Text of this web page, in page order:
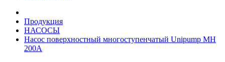
Продукция
НАСОСЫ
Насос поверхностный многоступенчатый Unipump MH
200A